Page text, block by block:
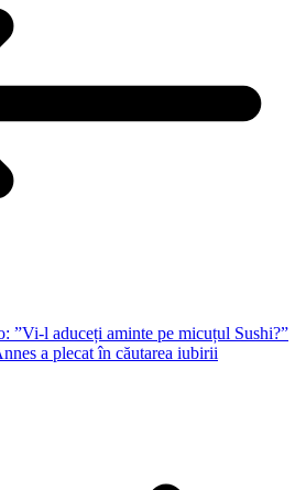
”Vi-l aduceți aminte pe micuțul Sushi?”
a plecat în căutarea iubirii